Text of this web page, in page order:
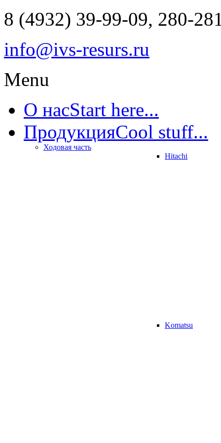
8 (4932) 39-99-09, 280-
info@ivs-resurs.ru
Menu
О насStart here...
ПродукцияCool stuff...
Ходовая часть
Hitachi
Komatsu